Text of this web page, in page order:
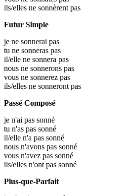
ils/elles ne sonnèrent pas
Futur Simple
je ne sonnerai pas
tu ne sonneras pas
il/elle ne sonnera pas
nous ne sonnerons pas
vous ne sonnerez pas
ils/elles ne sonneront pas
Passé Composé
je n'ai pas sonné
tu n'as pas sonné
il/elle n'a pas sonné
nous n'avons pas sonné
vous n'avez pas sonné
ils/elles n'ont pas sonné
Plus-que-Parfait